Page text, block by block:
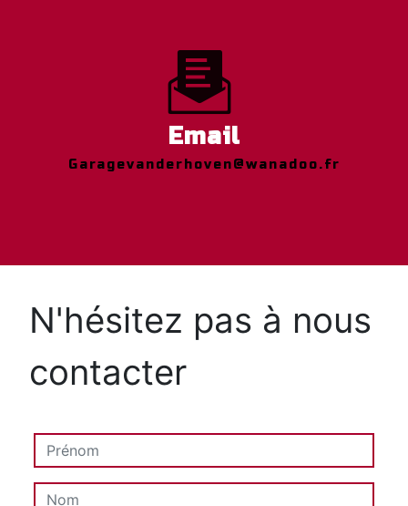
Email
garagevanderhoven@wanadoo.fr
N'hésitez pas à nous
contacter